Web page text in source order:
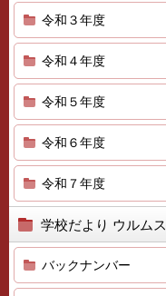
令和３年度
令和４年度
令和５年度
令和６年度
令和７年度
学校だより ウルムス
バックナンバー